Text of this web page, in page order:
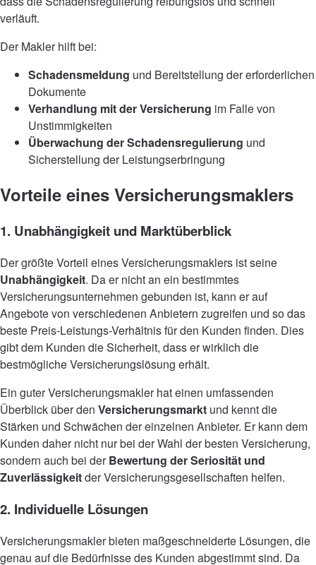
verläuft.
Der Makler hilft bei:
Schadensmeldung und Bereitstellung der erforderlichen
Dokumente
Verhandlung mit der Versicherung im Falle von
Unstimmigkeiten
Überwachung der Schadensregulierung und
Sicherstellung der Leistungserbringung
Vorteile eines Versicherungsmaklers
1. Unabhängigkeit und Marktüberblick
Der größte Vorteil eines Versicherungsmaklers ist seine
Unabhängigkeit. Da er nicht an ein bestimmtes
Versicherungsunternehmen gebunden ist, kann er auf
Angebote von verschiedenen Anbietern zugreifen und so das
beste Preis-Leistungs-Verhältnis für den Kunden finden. Dies
gibt dem Kunden die Sicherheit, dass er wirklich die
bestmögliche Versicherungslösung erhält.
Ein guter Versicherungsmakler hat einen umfassenden
Überblick über den Versicherungsmarkt und kennt die
Stärken und Schwächen der einzelnen Anbieter. Er kann dem
Kunden daher nicht nur bei der Wahl der besten Versicherung,
sondern auch bei derBewertung der Seriosität und
Zuverlässigkeitder Versicherungsgesellschaften helfen.
2. Individuelle Lösungen
Versicherungsmakler bieten maßgeschneiderte Lösungen, die
genau auf die Bedürfnisse des Kunden abgestimmt sind. Da